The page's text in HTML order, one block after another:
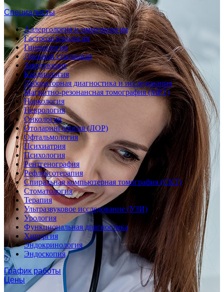
Специалисты
Аллергология и иммунология
Гастроэнтерология
Гинекология
Дневной стационар
Заведующие
Кардиология
Лабораторная диагностика и исследования
Магнитно-резонансная томография (МРТ)
Наркология
Неврология
Онкология
Отоларингология (ЛОР)
Офтальмология
Психиатрия
Психология
Рентгенография
Рефлексотерапия
Спиральная компьютерная томография (СКТ)
Стоматология
Терапия
Ультразвуковое исследование (УЗИ)
Урология
Функциональная диагностика
Хирургия
Эндокринология
Эндоскопия
График работы
Цены